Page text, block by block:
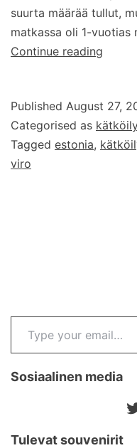
suurta määrää tullut,
matkassa oli 1-vuotias
Continue reading
Published August 27,
Categorised as
Tagged estonia,
viro
Type your email…
Sosiaalinen media
Tulevat souvenirit